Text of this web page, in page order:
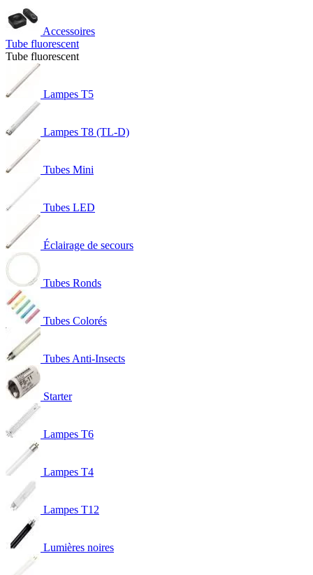
Accessoires
Tube fluorescent
Tube fluorescent
Lampes T5
Lampes T8 (TL-D)
Tubes Mini
Tubes LED
Éclairage de secours
Tubes Ronds
Tubes Colorés
Tubes Anti-Insects
Starter
Lampes T6
Lampes T4
Lampes T12
Lumières noires